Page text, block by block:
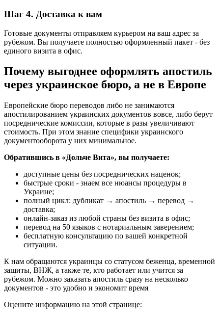
Шаг 4. Доставка к вам
Готовые документы отправляем курьером на ваш адрес за
рубежом. Вы получаете полностью оформленный пакет - без
единого визита в офис.
Почему выгоднее оформлять апостиль
через украинское бюро, а не в Европе
Европейские бюро переводов либо не занимаются
апостилированием украинских документов вовсе, либо берут
посреднические комиссии, которые в разы увеличивают
стоимость. При этом знание специфики украинского
документооборота у них минимальное.
Обратившись в «Дольче Вита», вы получаете:
доступные цены без посреднических наценок;
быстрые сроки - знаем все нюансы процедуры в
Украине;
полный цикл: дубликат → апостиль → перевод →
доставка;
онлайн-заказ из любой страны без визита в офис;
перевод на 50 языков с нотариальным заверением;
бесплатную консультацию по вашей конкретной
ситуации.
К нам обращаются украинцы со статусом беженца, временной
защиты, ВНЖ, а также те, кто работает или учится за
рубежом. Можно заказать апостиль сразу на несколько
документов - это удобно и экономит время
Оцените информацию на этой странице: